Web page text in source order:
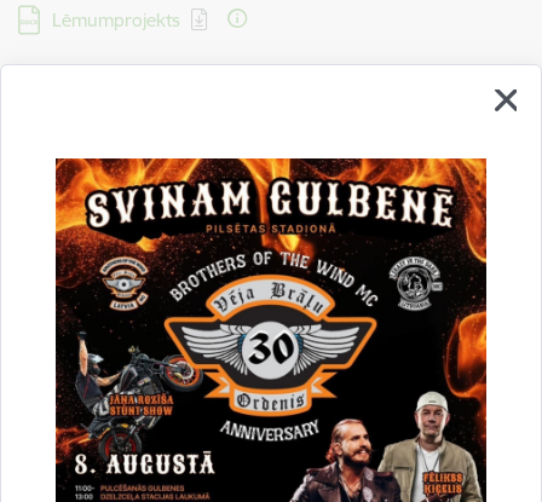
Lejupielādēt:
Lēmumprojekts
Lejupielādēt:
Lēmumprojekts
43.Par dzīvokļa īpašuma “Šķieneri 3” – 5, Šķieneri, Stradu
pagasts, Gulbenes novads, atsavināšanu īrniekam
Lejupielādēt:
Lēmumprojekts
44. Par dzīvokļa īpašuma “Šķieneri 6” – 14, Šķieneri, Stradu
pagasts, Gulbenes novads, atsavināšanu īrniekam
Lejupielādēt: